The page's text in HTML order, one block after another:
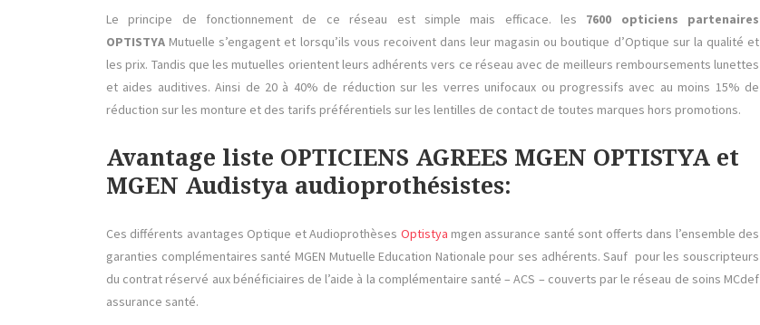
Le principe de fonctionnement de ce réseau est simple mais efficace. les 7600
opticiens partenaires
OPTISTYA Mutuelle s’engagent et lorsqu’ils vous recoivent dans leur magasin ou boutique d’Optique sur la qualité et
les prix. Tandis que les mutuelles orientent leurs adhérents vers ce réseau avec de meilleurs remboursements lunettes
et aides auditives. Ainsi de 20 à 40% de réduction sur les verres unifocaux ou progressifs avec au moins 15% de
réduction sur les monture et des tarifs préférentiels sur les lentilles de contact de toutes marques hors promotions.
Avantage liste OPTICIENS AGREES MGEN OPTISTYA et
MGEN Audistya audioprothésistes:
Ces différents avantages Optique et Audioprothèses Optistya mgen assurance santé sont offerts dans l’ensemble des
garanties complémentaires santé MGEN Mutuelle Education Nationale pour ses adhérents. Sauf pour les souscripteurs
du contrat réservé aux bénéficiaires de l’aide à la complémentaire santé – ACS – couverts par le réseau de soins MCdef
assurance santé.